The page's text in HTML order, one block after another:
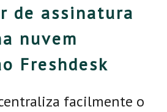
de assinatura
nuvem
Freshdesk
facilmente o